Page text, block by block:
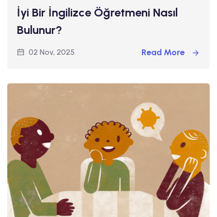
İyi Bir İngilizce Öğretmeni Nasıl
Bulunur?
02 Nov, 2025 Read More